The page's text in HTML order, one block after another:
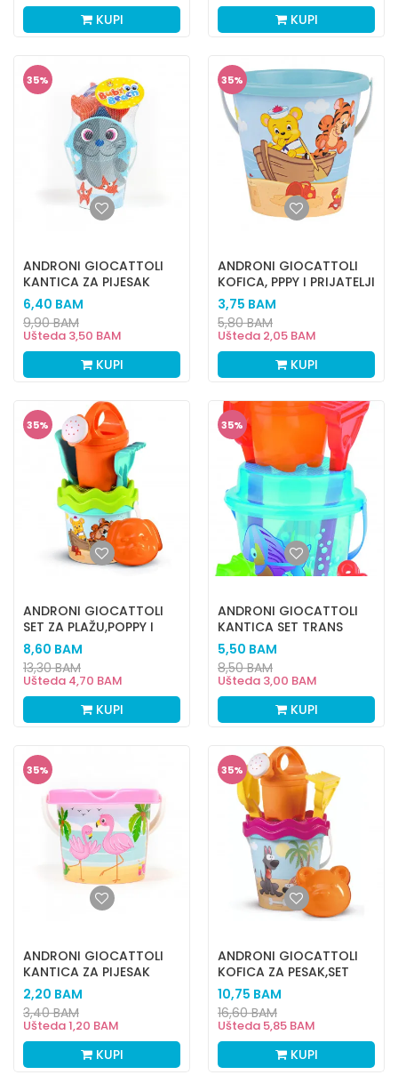
KUPI KUPI
35%
ANDRONI GIOCATTOLI
KANTICA ZA PIJESAK
FOKA
6,40 BAM
Ušteda 3,50 BAM
9,90BAM
KUPI
35%
ANDRONI GIOCATTOLI
KOFICA, PPPY I PRIJATELJI
3,75 BAM
Ušteda 2,05 BAM
5,80BAM
KUPI
35%
ANDRONI GIOCATTOLI
SET ZA PLAŽU,POPPY I
PRIJATELJI
8,60 BAM
Ušteda 4,70 BAM
13,30BAM
KUPI
35%
ANDRONI GIOCATTOLI
KANTICA SET TRANS
CRAZY FISH
5,50 BAM
Ušteda 3,00 BAM
8,50BAM
KUPI
35%
ANDRONI GIOCATTOLI
KANTICA ZA PIJESAK
FLAMINGOS
2,20 BAM
Ušteda1,20 BAM
3,40BAM
KUPI
35%
ANDRONI GIOCATTOLI
KOFICA ZA PESAK,SET
KUCA
10,75 BAM
Ušteda 5,85 BAM
16,60BAM
KUPI